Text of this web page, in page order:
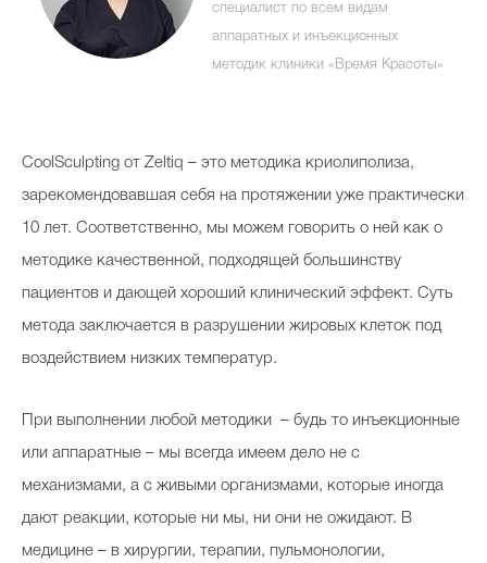
специалист по всем видам
аппаратных и инъекционных
методик клиники «Время Красоты»
CoolSculpting от Zeltiq – это методика криолиполиза,
зарекомендовавшая себя на протяжении уже практически
10 лет. Соответственно, мы можем говорить о ней как о
методике качественной, подходящей большинству
пациентов и дающей хороший клинический эффект. Суть
метода заключается в разрушении жировых клеток под
воздействием низких температур.
При выполнении любой методики – будь то инъекционные
или аппаратные – мы всегда имеем дело не с
механизмами, а с живыми организмами, которые иногда
дают реакции, которые ни мы, ни они не ожидают. В
медицине – в хирургии, терапии, пульмонологии,